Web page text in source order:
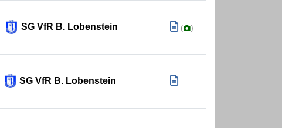
SG VfR B. Lobenstein ( )
SG VfR B. Lobenstein